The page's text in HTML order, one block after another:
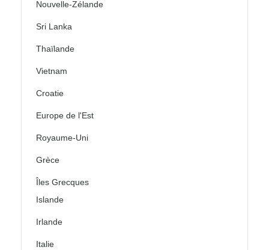
Nouvelle-Zélande
Sri Lanka
Thaïlande
Vietnam
Croatie
Europe de l'Est
Royaume-Uni
Grèce
Îles Grecques
Islande
Irlande
Italie